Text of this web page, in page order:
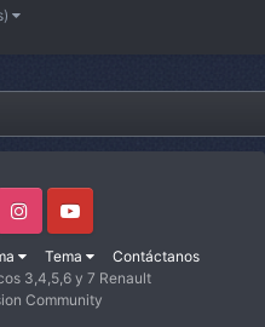
Tema Contáctanos
Youtube
3,4,5,6 y 7 Renault
Community